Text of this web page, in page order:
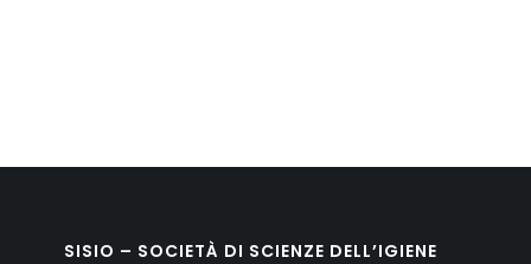
SISIO – SOCIETÀ DI SCIENZE DELL’IGIENE